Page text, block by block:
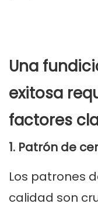
Una
exitosa
factores
1. Patrón de
Los patrones
calidad son